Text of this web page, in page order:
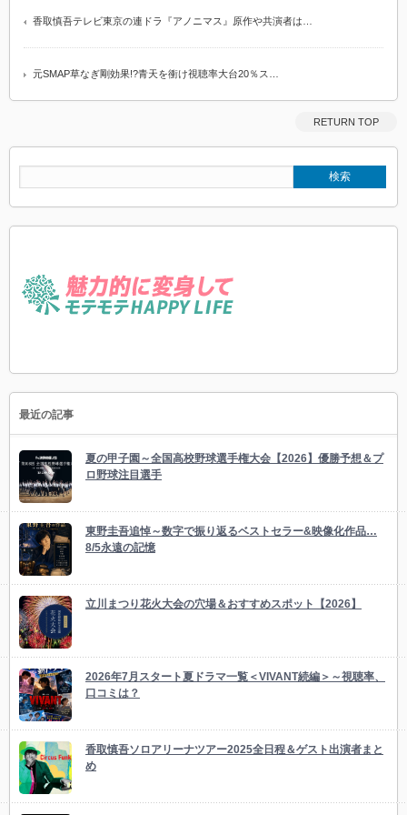
香取慎吾テレビ東京の連ドラ『アノニマス』原作や共演者は…
元SMAP草なぎ剛効果!?青天を衝け視聴率大台20％ス…
RETURN TOP
最近の記事
夏の甲子園～全国高校野球選手権大会【2026】優勝予想＆プ
ロ野球注目選手
東野圭吾追悼～数字で振り返るベストセラー&映像化作品…
8/5永遠の記憶
立川まつり花火大会の穴場＆おすすめスポット【2026】
2026年7月スタート夏ドラマ一覧＜VIVANT続編＞～視聴率、
口コミは？
香取慎吾ソロアリーナツアー2025全日程＆ゲスト出演者まと
め